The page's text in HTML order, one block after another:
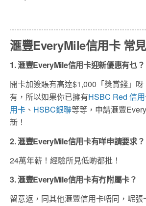
滙豐EveryMile信用卡 常
1. 滙豐EveryMile信用卡迎新優惠有乜？
開卡加簽賬有高達$1,000「獎賞錢」
有，所以如果你已擁有HSBC Red 信
用卡 、 HSBC銀聯等等，申請滙豐
新！
2. 滙豐EveryMile信用卡有咩申請要求？
24萬年薪！經驗所見低啲都批！
3. 滙豐EveryMile信用卡有冇附屬卡？
留意返，同其他滙豐信用卡唔同，呢張